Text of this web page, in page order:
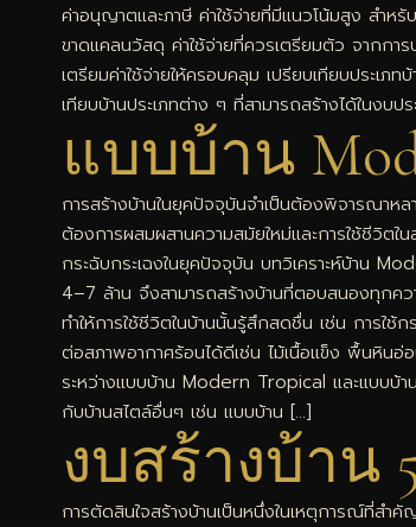
ค่าอนุญาตและภาษี ค่าใช้จ่ายที่มีแนวโน้มสูง สำหรั
ขาดแคลนวัสดุ ค่าใช้จ่ายที่ควรเตรียมตัว จากกา
เตรียมค่าใช้จ่ายให้ครอบคลุม เปรียบเทียบประเภ
เทียบบ้านประเภทต่าง ๆ ที่สามารถสร้างได้ในง
แบบบ้าน
การสร้างบ้านในยุคปัจจุบันจำเป็นต้องพิจารณาห
ต้องการผสมผสานความสมัยใหม่และการใช้ชีวิต
กระฉับกระเฉงในยุคปัจจุบัน บทวิเคราะห์บ้าน
4–7 ล้าน จึงสามารถสร้างบ้านที่ตอบสนองทุกค
ทำให้การใช้ชีวิตในบ้านนั้นรู้สึกสดชื่น เช่น การใ
ต่อสภาพอากาศร้อนได้ดีเช่น ไม้เนื้อแข็ง พื้นหินอ่
ระหว่างแบบบ้าน Modern Tropical และแบบบ้า
กับบ้านสไตล์อื่นๆ เช่น แบบบ้าน […]
งบสร้างบ้าน
การตัดสินใจสร้างบ้านเป็นหนึ่งในเหตุการณ์ที่สำ